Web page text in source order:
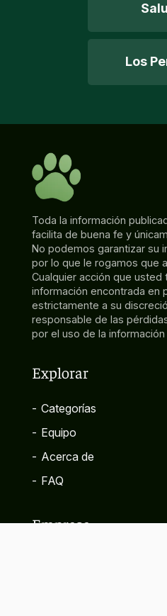
Los
Toda la información
facilita de buena fe y
No podemos garantizar su
por lo que le rogamos que
Cualquier acción que usted
información encontrada en
estrictamente a su
responsable de las
por el uso de la
Explorar
- Categorías
- Equipo
- Acerca de
- FAQ
Empresa